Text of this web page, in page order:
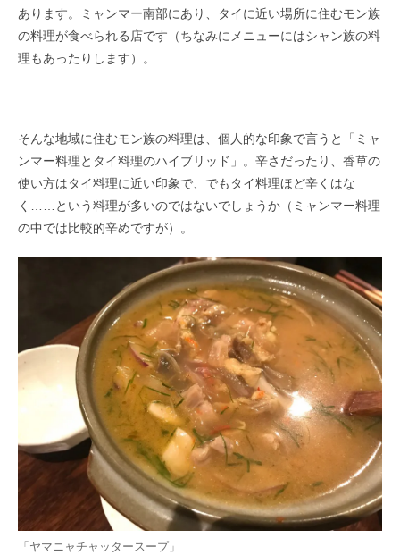
あります。ミャンマー南部にあり、タイに近い場所に住むモン族
の料理が食べられる店です（ちなみにメニューにはシャン族の料
理もあったりします）。
そんな地域に住むモン族の料理は、個人的な印象で言うと「ミャ
ンマー料理とタイ料理のハイブリッド」。辛さだったり、香草の
使い方はタイ料理に近い印象で、でもタイ料理ほど辛くはな
く……という料理が多いのではないでしょうか（ミャンマー料理
の中では比較的辛めですが）。
「ヤマニャチャッタースープ」